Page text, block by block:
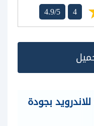
4.9/5 4
بجودة